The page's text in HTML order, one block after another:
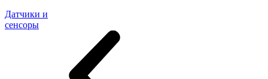
Датчики и
сенсоры